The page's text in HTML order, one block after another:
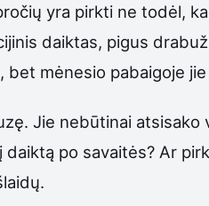
yra pirkti ne todėl,
daiktas, pigus
mėnesio pabaigoje
Jie nebūtinai
po savaitės? Ar